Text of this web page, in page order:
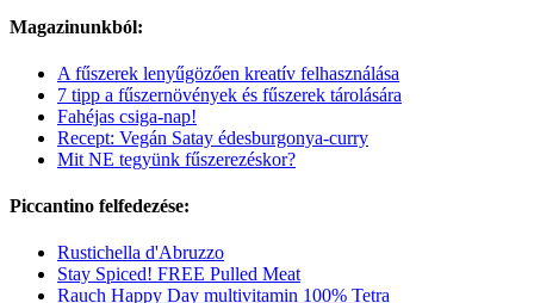
Magazinunkból:
A fűszerek lenyűgözően kreatív felhasználása
7 tipp a fűszernövények és fűszerek tárolására
Fahéjas csiga-nap!
Recept: Vegán Satay édesburgonya-curry
Mit NE tegyünk fűszerezéskor?
Piccantino felfedezése:
Rustichella d'Abruzzo
Stay Spiced! FREE Pulled Meat
Rauch Happy Day multivitamin 100% Tetra